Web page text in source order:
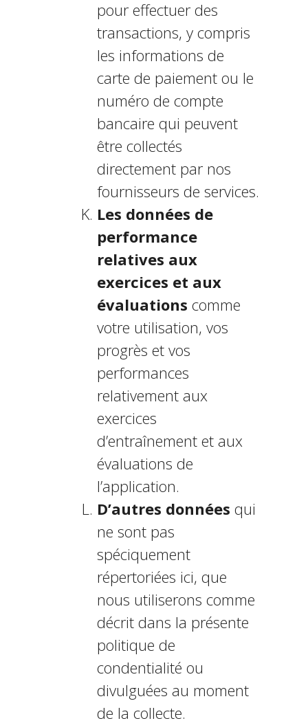
pour effectuer des
transactions, y compris
les informations de
carte de paiement ou le
numéro de compte
bancaire qui peuvent
être collectés
directement par nos
fournisseurs de services.
Les données de
performance
relatives aux
exercices et aux
évaluations comme
votre utilisation, vos
progrès et vos
performances
relativement aux
exercices
d’entraînement et aux
évaluations de
l’application.
D’autres données qui
ne sont pas
spécifiquement
répertoriées ici, que
nous utiliserons comme
décrit dans la présente
politique de
confidentialité ou
divulguées au moment
de la collecte.